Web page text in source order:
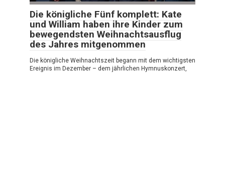
Die königliche Fünf komplett: Kate
und William haben ihre Kinder zum
bewegendsten Weihnachtsausflug
des Jahres mitgenommen
Die königliche Weihnachtszeit begann mit dem wichtigsten
Ereignis im Dezember – dem jährlichen Hymnuskonzert,